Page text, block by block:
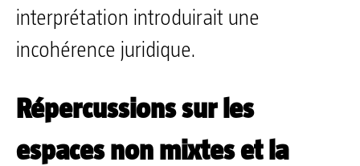
interprétation introduirait une
incohérence juridique.
Répercussions sur les
espaces non mixtes et la